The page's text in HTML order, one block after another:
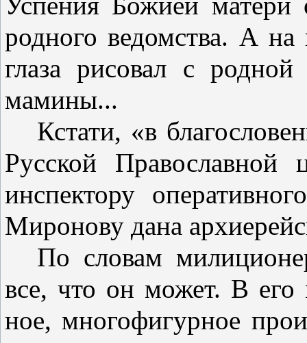
родного ведомства. А
глаза ри­совал с
мамины...
Кстати, «в
Рус­ской Православной
инспекто­ру
Миронову дана
По словам
все, что он может. В его
ное, многофигурное